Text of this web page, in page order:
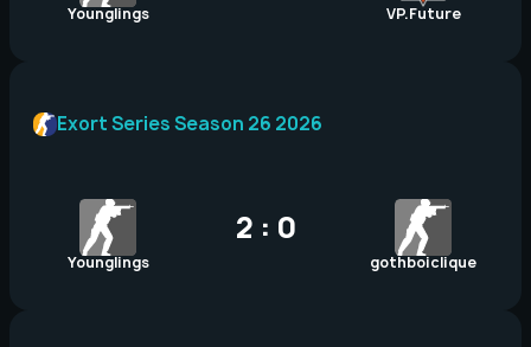
Younglings VP.Future
Younglings
2 : 0
gothboiclique
Exort Series Season 26 2026